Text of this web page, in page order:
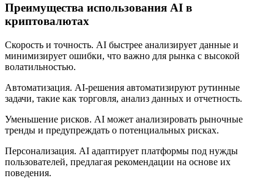
Преимущества использования AI в
криптовалютах
Скорость и точность. AI быстрее анализирует данные и
минимизирует ошибки, что важно для рынка с высокой
волатильностью.
Автоматизация. AI-решения автоматизируют рутинные
задачи, такие как торговля, анализ данных и отчетность.
Уменьшение рисков. AI может анализировать рыночные
тренды и предупреждать о потенциальных рисках.
Персонализация. AI адаптирует платформы под нужды
пользователей, предлагая рекомендации на основе их
поведения.